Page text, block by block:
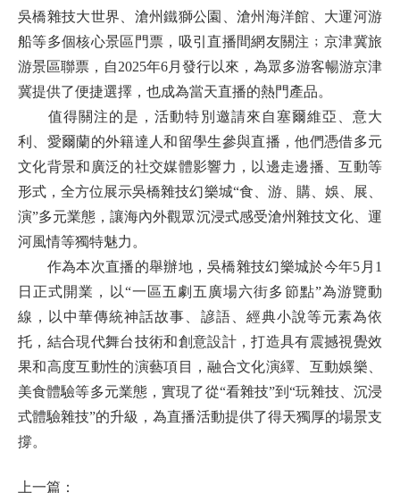
吳橋雜技大世界、滄州鐵獅公園、滄州海洋館、大運河游
船等多個核心景區門票，吸引直播間網友關注﹔京津冀旅
游景區聯票，自2025年6月發行以來，為眾多游客暢游京津
冀提供了便捷選擇，也成為當天直播的熱門產品。
值得關注的是，活動特別邀請來自塞爾維亞、意大
利、愛爾蘭的外籍達人和留學生參與直播，他們憑借多元
文化背景和廣泛的社交媒體影響力，以邊走邊播、互動等
形式，全方位展示吳橋雜技幻樂城“食、游、購、娛、展、
演”多元業態，讓海內外觀眾沉浸式感受滄州雜技文化、運
河風情等獨特魅力。
作為本次直播的舉辦地，吳橋雜技幻樂城於今年5月1
日正式開業，以“一區五劇五廣場六街多節點”為游覽動
線，以中華傳統神話故事、諺語、經典小說等元素為依
托，結合現代舞台技術和創意設計，打造具有震撼視覺效
果和高度互動性的演藝項目，融合文化演繹、互動娛樂、
美食體驗等多元業態，實現了從“看雜技”到“玩雜技、沉浸
式體驗雜技”的升級，為直播活動提供了得天獨厚的場景支
撐。
上一篇：